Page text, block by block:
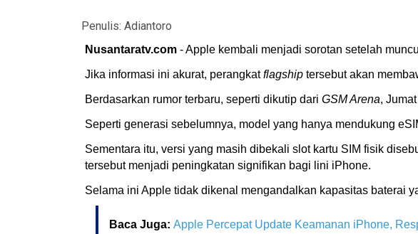
Penulis: Adiantoro
Nusantaratv.com - Apple kembali menjadi sorotan setelah
Jika informasi ini akurat, perangkatflagship tersebut akan
Berdasarkan rumor terbaru, seperti dikutip dari GSM Arena,
Seperti generasi sebelumnya, model yang hanya mendukung
Sementara itu, versi yang masih dibekali slot kartu SIM fisik
tersebut menjadi peningkatan signifikan bagi lini iPhone.
Selama ini Apple tidak dikenal mengandalkan kapasitas baterai
Baca Juga: Apple Percepat Update Keamanan iPhone,